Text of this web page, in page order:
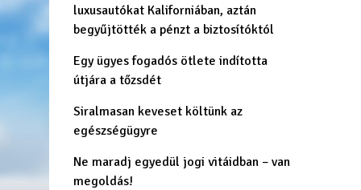
luxusautókat Kaliforniában, aztán
begyűjtötték a pénzt a biztosítóktól
Egy ügyes fogadós ötlete indította
útjára a tőzsdét
Siralmasan keveset költünk az
egészségügyre
Ne maradj egyedül jogi vitáidban – van
megoldás!